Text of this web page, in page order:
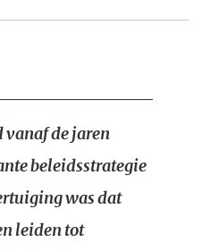
de jaren
beleidsstrategie
was dat
leiden tot